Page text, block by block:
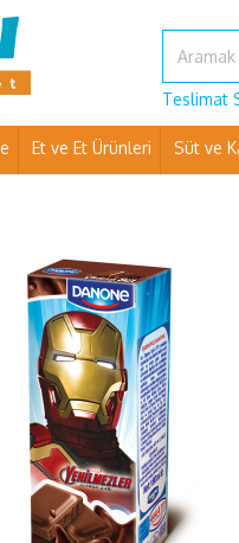
Teslimat
Et ve Et Ürünleri Süt ve